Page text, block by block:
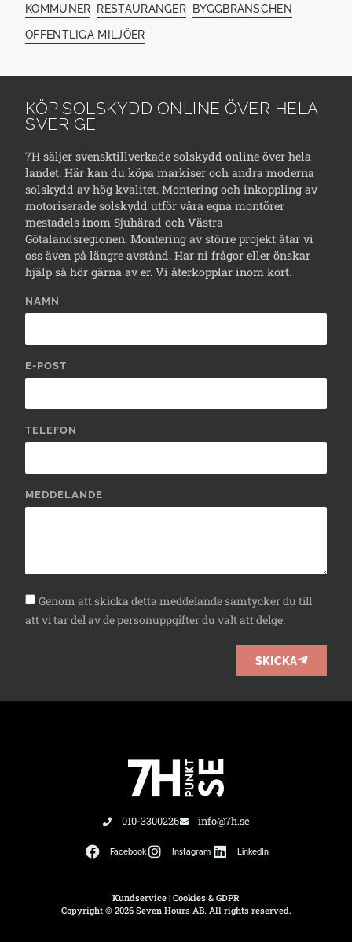
KOMMUNER RESTAURANGER BYGGBRANSCHEN
OFFENTLIGA MILJÖER
KÖP SOLSKYDD ONLINE ÖVER HELA
SVERIGE
7H säljer svensktillverkade solskydd online över hela
landet. Här kan du köpa markiser och andra moderna
solskydd av hög kvalitet. Montering och inkoppling av
motoriserade solskydd utför våra egna montörer
mestadels inom Sjuhärad och Västra
Götalandsregionen. Montering av större projekt åtar vi
oss även på längre avstånd. Har ni frågor eller önskar
hjälp så hör gärna av er. Vi återkopplar inom kort.
NAMN
E-POST
TELEFON
MEDDELANDE
Genom att skicka detta meddelande samtycker du till
att vi tar del av de personuppgifter du valt att delge.
SKICKA
010-3300226 info@7h.se
Facebook Instagram LinkedIn
Kundservice | Cookies & GDPR
Copyright © 2026 Seven Hours AB. All rights reserved.